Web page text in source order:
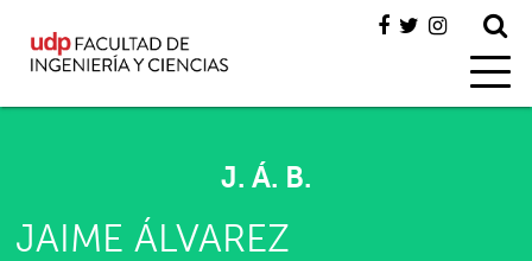
J. Á. B.
JAIME ÁLVAREZ